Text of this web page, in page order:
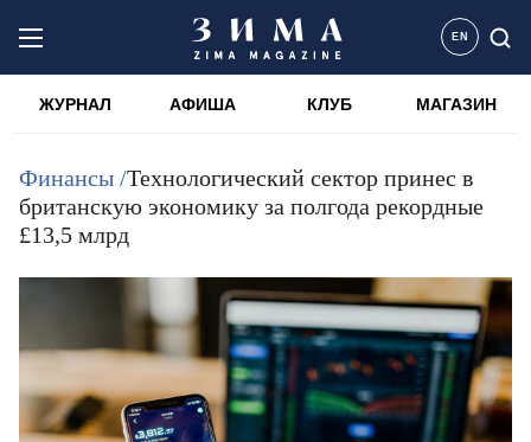
EN
ЖУРНАЛ АФИША КЛУБ МАГАЗИН
Финансы /Технологический сектор принес в
британскую экономику за полгода рекордные
£13,5 млрд